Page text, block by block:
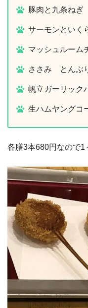
豚肉と九条ねぎ
サーモンといく
マッシュルーム
ささみ とんぶ
帆立ガーリック
生ハムヤングコ
各膳3本680円なので1